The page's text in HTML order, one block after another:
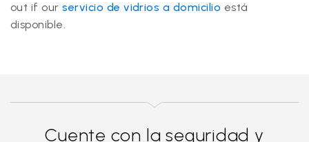
out if ourservicio de vidrios a domicilio está
disponible.
Cuente con la seguridad y